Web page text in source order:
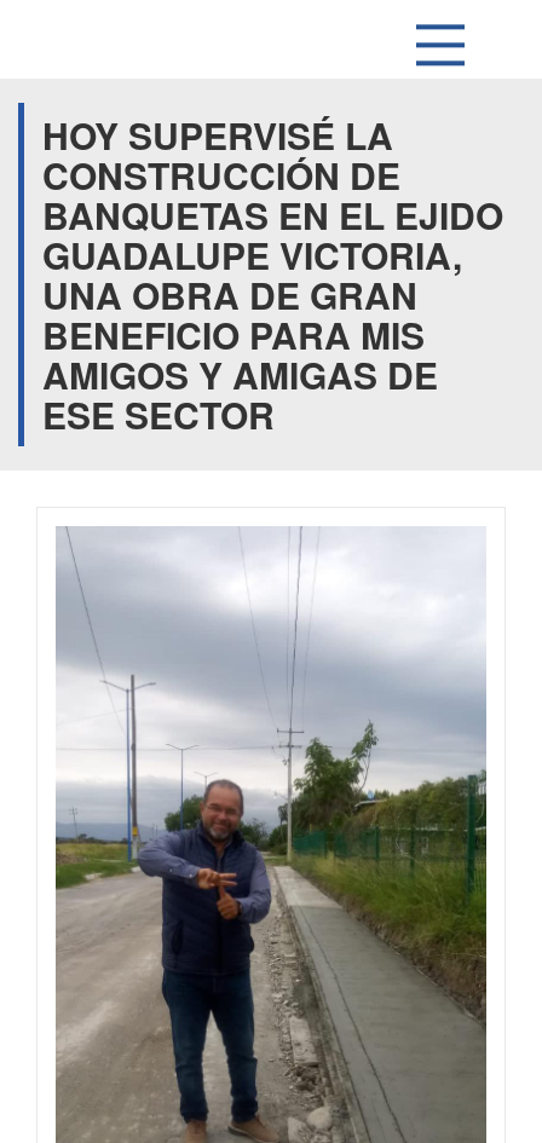
HOY SUPERVISÉ LA
CONSTRUCCIÓN DE
BANQUETAS EN EL EJIDO
GUADALUPE VICTORIA,
UNA OBRA DE GRAN
BENEFICIO PARA MIS
AMIGOS Y AMIGAS DE
ESE SECTOR